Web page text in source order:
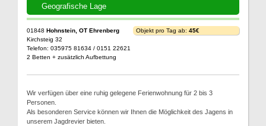
Geografische Lage
01848 Hohnstein, OT Ehrenberg
Kirchsteig 32
Telefon: 035975 81634 / 0151 22621
2 Betten + zusätzlich Aufbettung
Objekt pro Tag ab: 45€
Wir verfügen über eine ruhig gelegene Ferienwohnung für 2 bis 3
Personen.
Als besonderen Service können wir Ihnen die Möglichkeit des Jagens in
unserem Jagdrevier bieten.